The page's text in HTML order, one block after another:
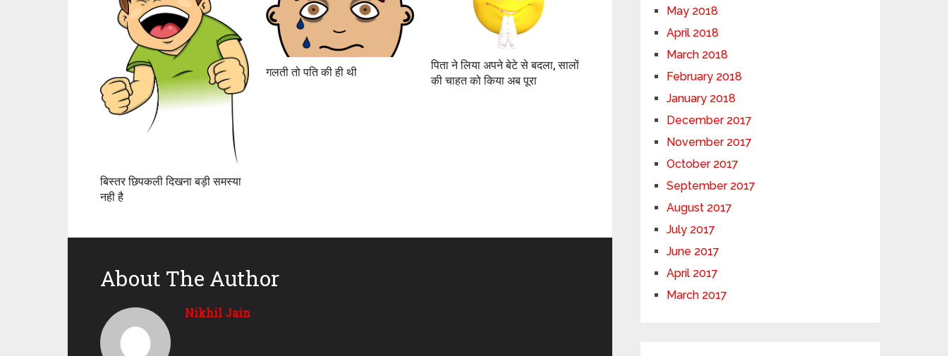
बिस्तर छिपकली दिखना बड़ी समस्या
नही है
गलती तो पति की ही थी
पिता ने लिया अपने बेटे से बदला, सालों
की चाहत को किया अब पूरा
About The Author
Nikhil Jain
May 2018
April 2018
March 2018
February 2018
January 2018
December 2017
November 2017
October 2017
September 2017
August 2017
July 2017
June 2017
April 2017
March 2017